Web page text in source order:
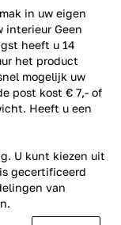
in uw eigen
interieur Geen
heeft u 14
het product
mogelijk uw
post kost € 7,- of
Heeft u een
U kunt kiezen uit
gecertificeerd
van